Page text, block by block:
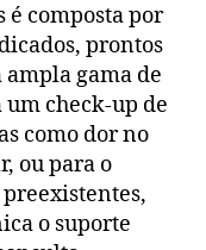
é composta por
prontos
gama de
um check-up de
como dor no
ou para o
o suporte